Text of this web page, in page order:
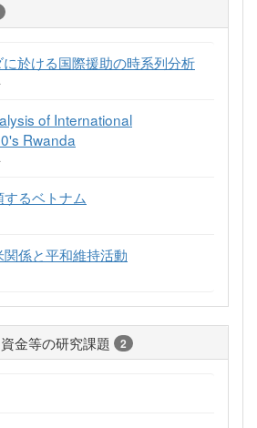
於ける国際援助の時系列分析
of International
Rwanda
るベトナム
係と平和維持活動
金等の研究課題 2